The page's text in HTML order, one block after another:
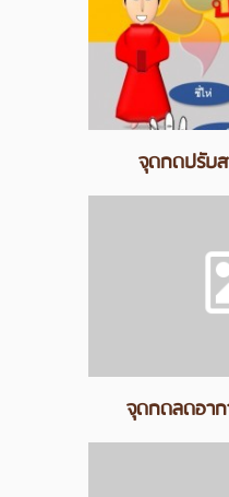
จุดกดปรับ
จุดกดลดอาก